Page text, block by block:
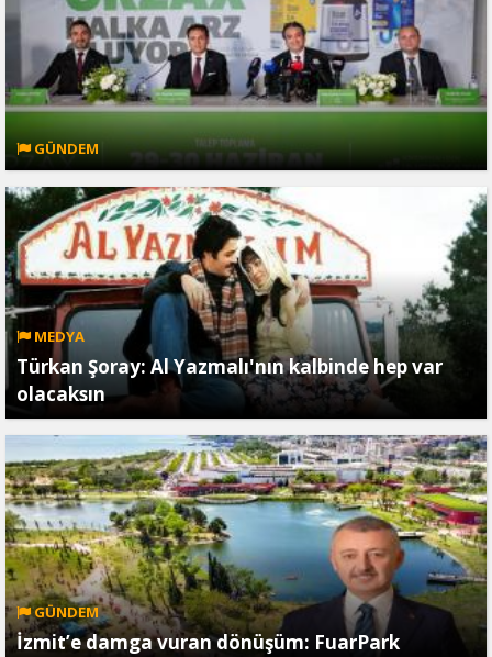
GÜNDEM
MEDYA
Türkan Şoray: Al Yazmalı'nın kalbinde hep var
olacaksın
GÜNDEM
İzmit’e damga vuran dönüşüm: FuarPark